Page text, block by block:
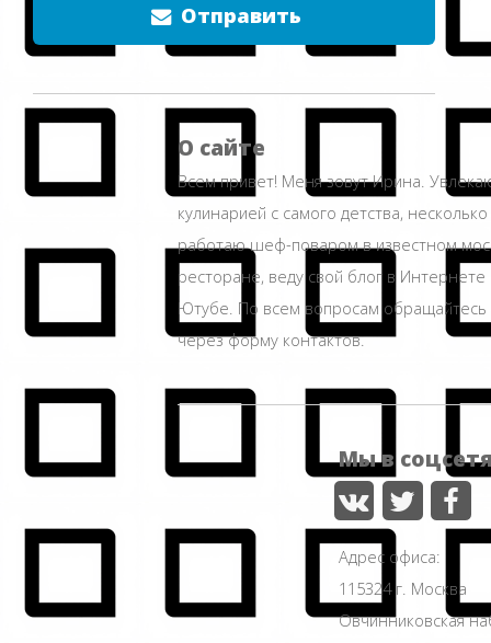
Отправить
О сайте
Всем привет! Меня зовут Ирина.
кулинарией с самого детства,
работаю шеф-поваром в известном
ресторане, веду свой блог в Интернете
Ютубе. По всем вопросам
через форму контактов.
Мы в
Адрес офиса:
115324 г. Москва
Овчинниковская